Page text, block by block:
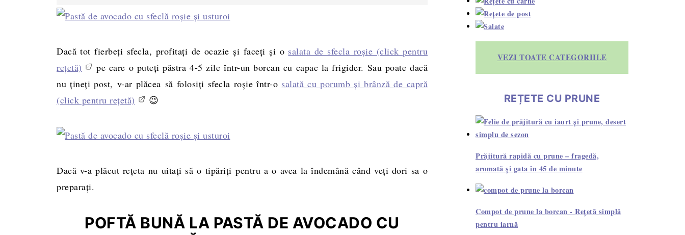
Dacă tot fierbeți sfecla, profitați de ocazie și faceți și o salata de sfecla roșie (click pentru
rețetă)
pe care o puteți păstra 4-5 zile într-un borcan cu capac la frigider. Sau poate dacă
nu țineți post, v-ar plăcea să folosiți sfecla roșie într-o salată cu porumb și brânză de capră
(click pentru rețetă)
😉
Dacă v-a plăcut rețeta nu uitați să o tipăriți pentru a o avea la îndemână când veți dori sa o
preparați.
POFTĂ BUNĂ LA PASTĂ DE AVOCADO CU
VEZI TOATE CATEGORIILE
REȚETE CU PRUNE
Prăjitură rapidă cu prune – fragedă,
aromată și gata în 45 de minute
Compot de prune la borcan - Rețetă simplă
pentru iarnă